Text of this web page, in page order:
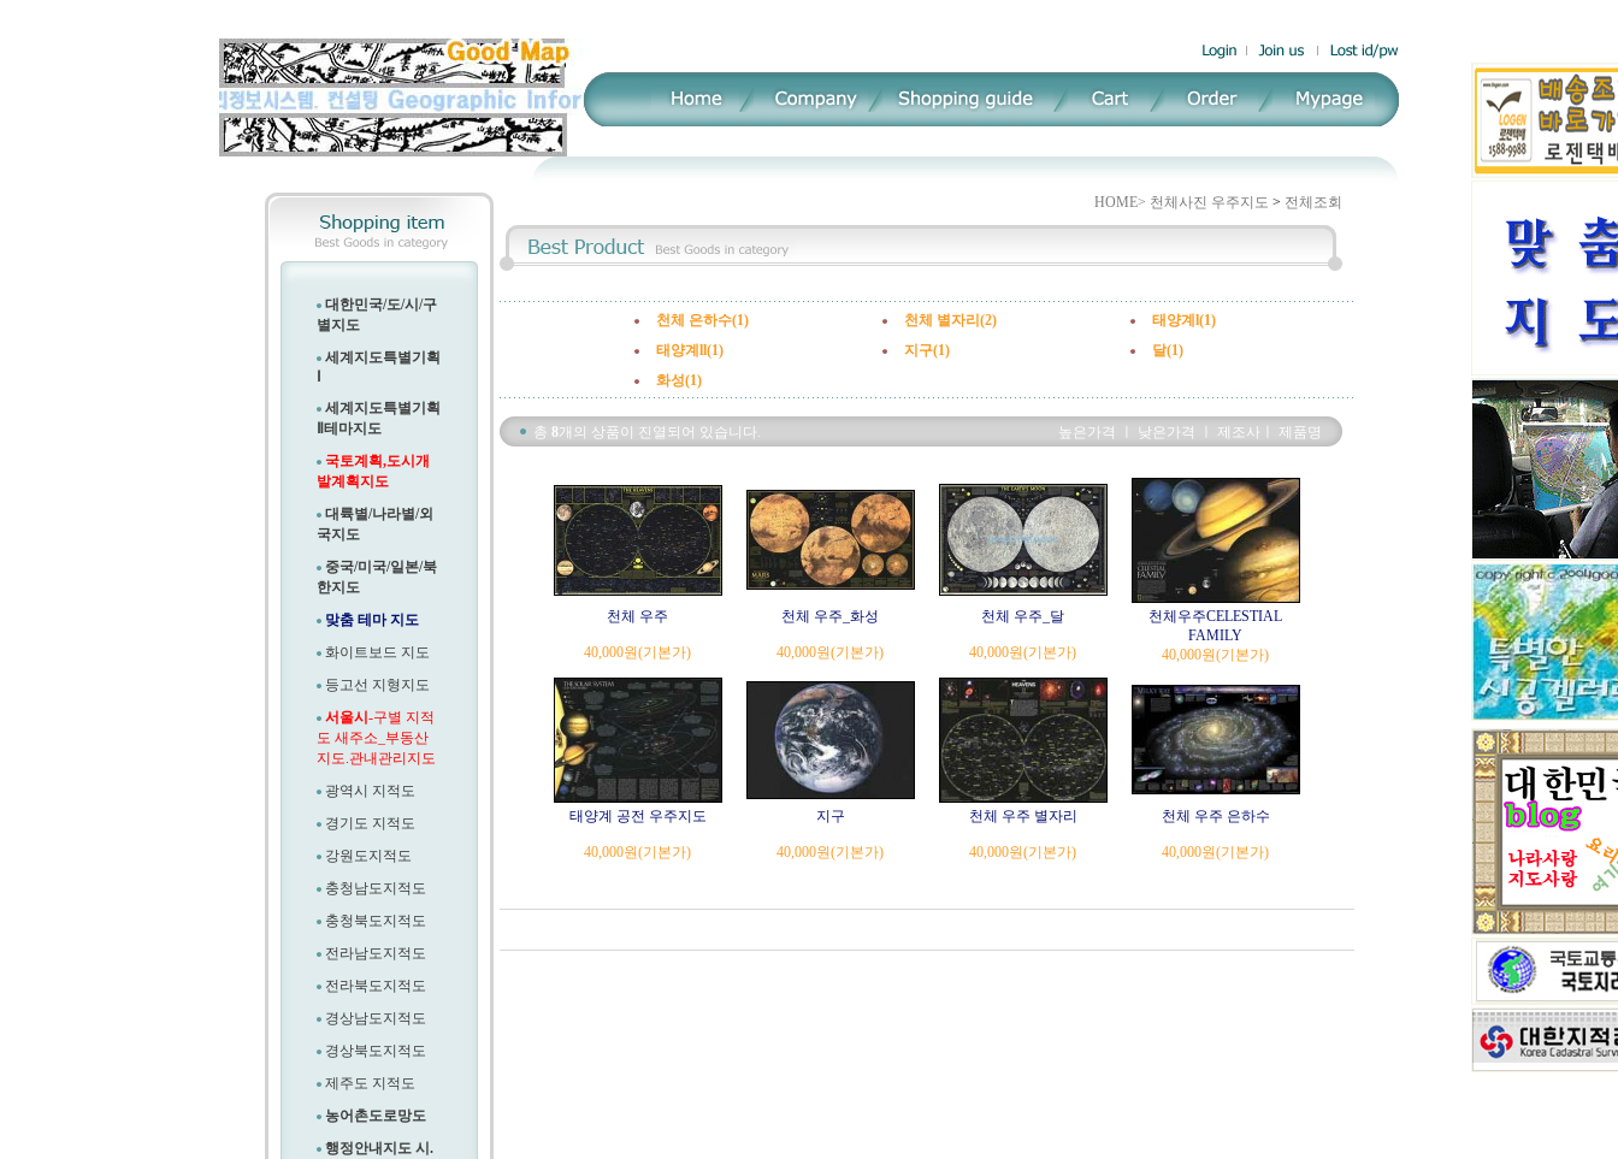
대한민국/도/시/구
별지도
세계지도특별기획
세계지도특별기획
테마지도
국토계획,도시개
발계획지도
대륙별/나라별/외
국지도
중국/미국/일본/북
한지도
맞춤 테마 지도
화이트보드 지도
등고선 지형지도
서울시 -구별 지적
도 새주소_부동산
지도.관내관리지도
광역시 지적도
경기도 지적도
강원도지적도
충청남도지적도
충청북도지적도
전라남도지적도
전라북도지적도
경상남도지적도
경상북도지적도
제주도 지적도
농어촌도로망도
행정안내지도 시.
HOME> 천체사진 우주지도 > 전체조회
천체 은하수(1) 천체 별자리(2)
태양계l(1)
태양계ll(1)
지구(1)
달(1)
화성(1)
총 8개의 상품이 진열되어 있습니다. 높은가격 낮은가격 제조사 제품명
천체 우주
40,000원(기본가)
천체 우주_화성
40,000원(기본가)
천체 우주_달
40,000원(기본가)
천체우주CELESTIAL
FAMILY
40,000원(기본가)
태양계 공전 우주지도
40,000원(기본가)
지구
40,000원(기본가)
천체 우주 별자리
40,000원(기본가)
천체 우주 은하수
40,000원(기본가)